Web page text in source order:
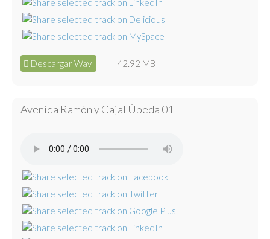
Descargar Wav 42.92 MB
Avenida Ramón y Cajal Úbeda 01